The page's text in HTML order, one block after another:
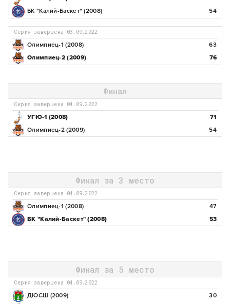
БК "Калий-Баскет" (2008)
54
Серия завершена 03.09.2022
Олимпиец-1 (2008)
63
Олимпиец-2 (2009)
76
Финал
Серия завершена 04.09.2022
УГЮ-1 (2008)
71
Олимпиец-2 (2009)
54
Финал за 3 место
Серия завершена 04.09.2022
Олимпиец-1 (2008)
47
БК "Калий-Баскет" (2008)
53
Финал за 5 место
Серия завершена 04.09.2022
ДЮСШ (2009)
30